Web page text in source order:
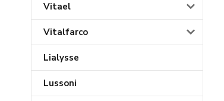
Vitael
Vitalfarco
Lialysse
Lussoni